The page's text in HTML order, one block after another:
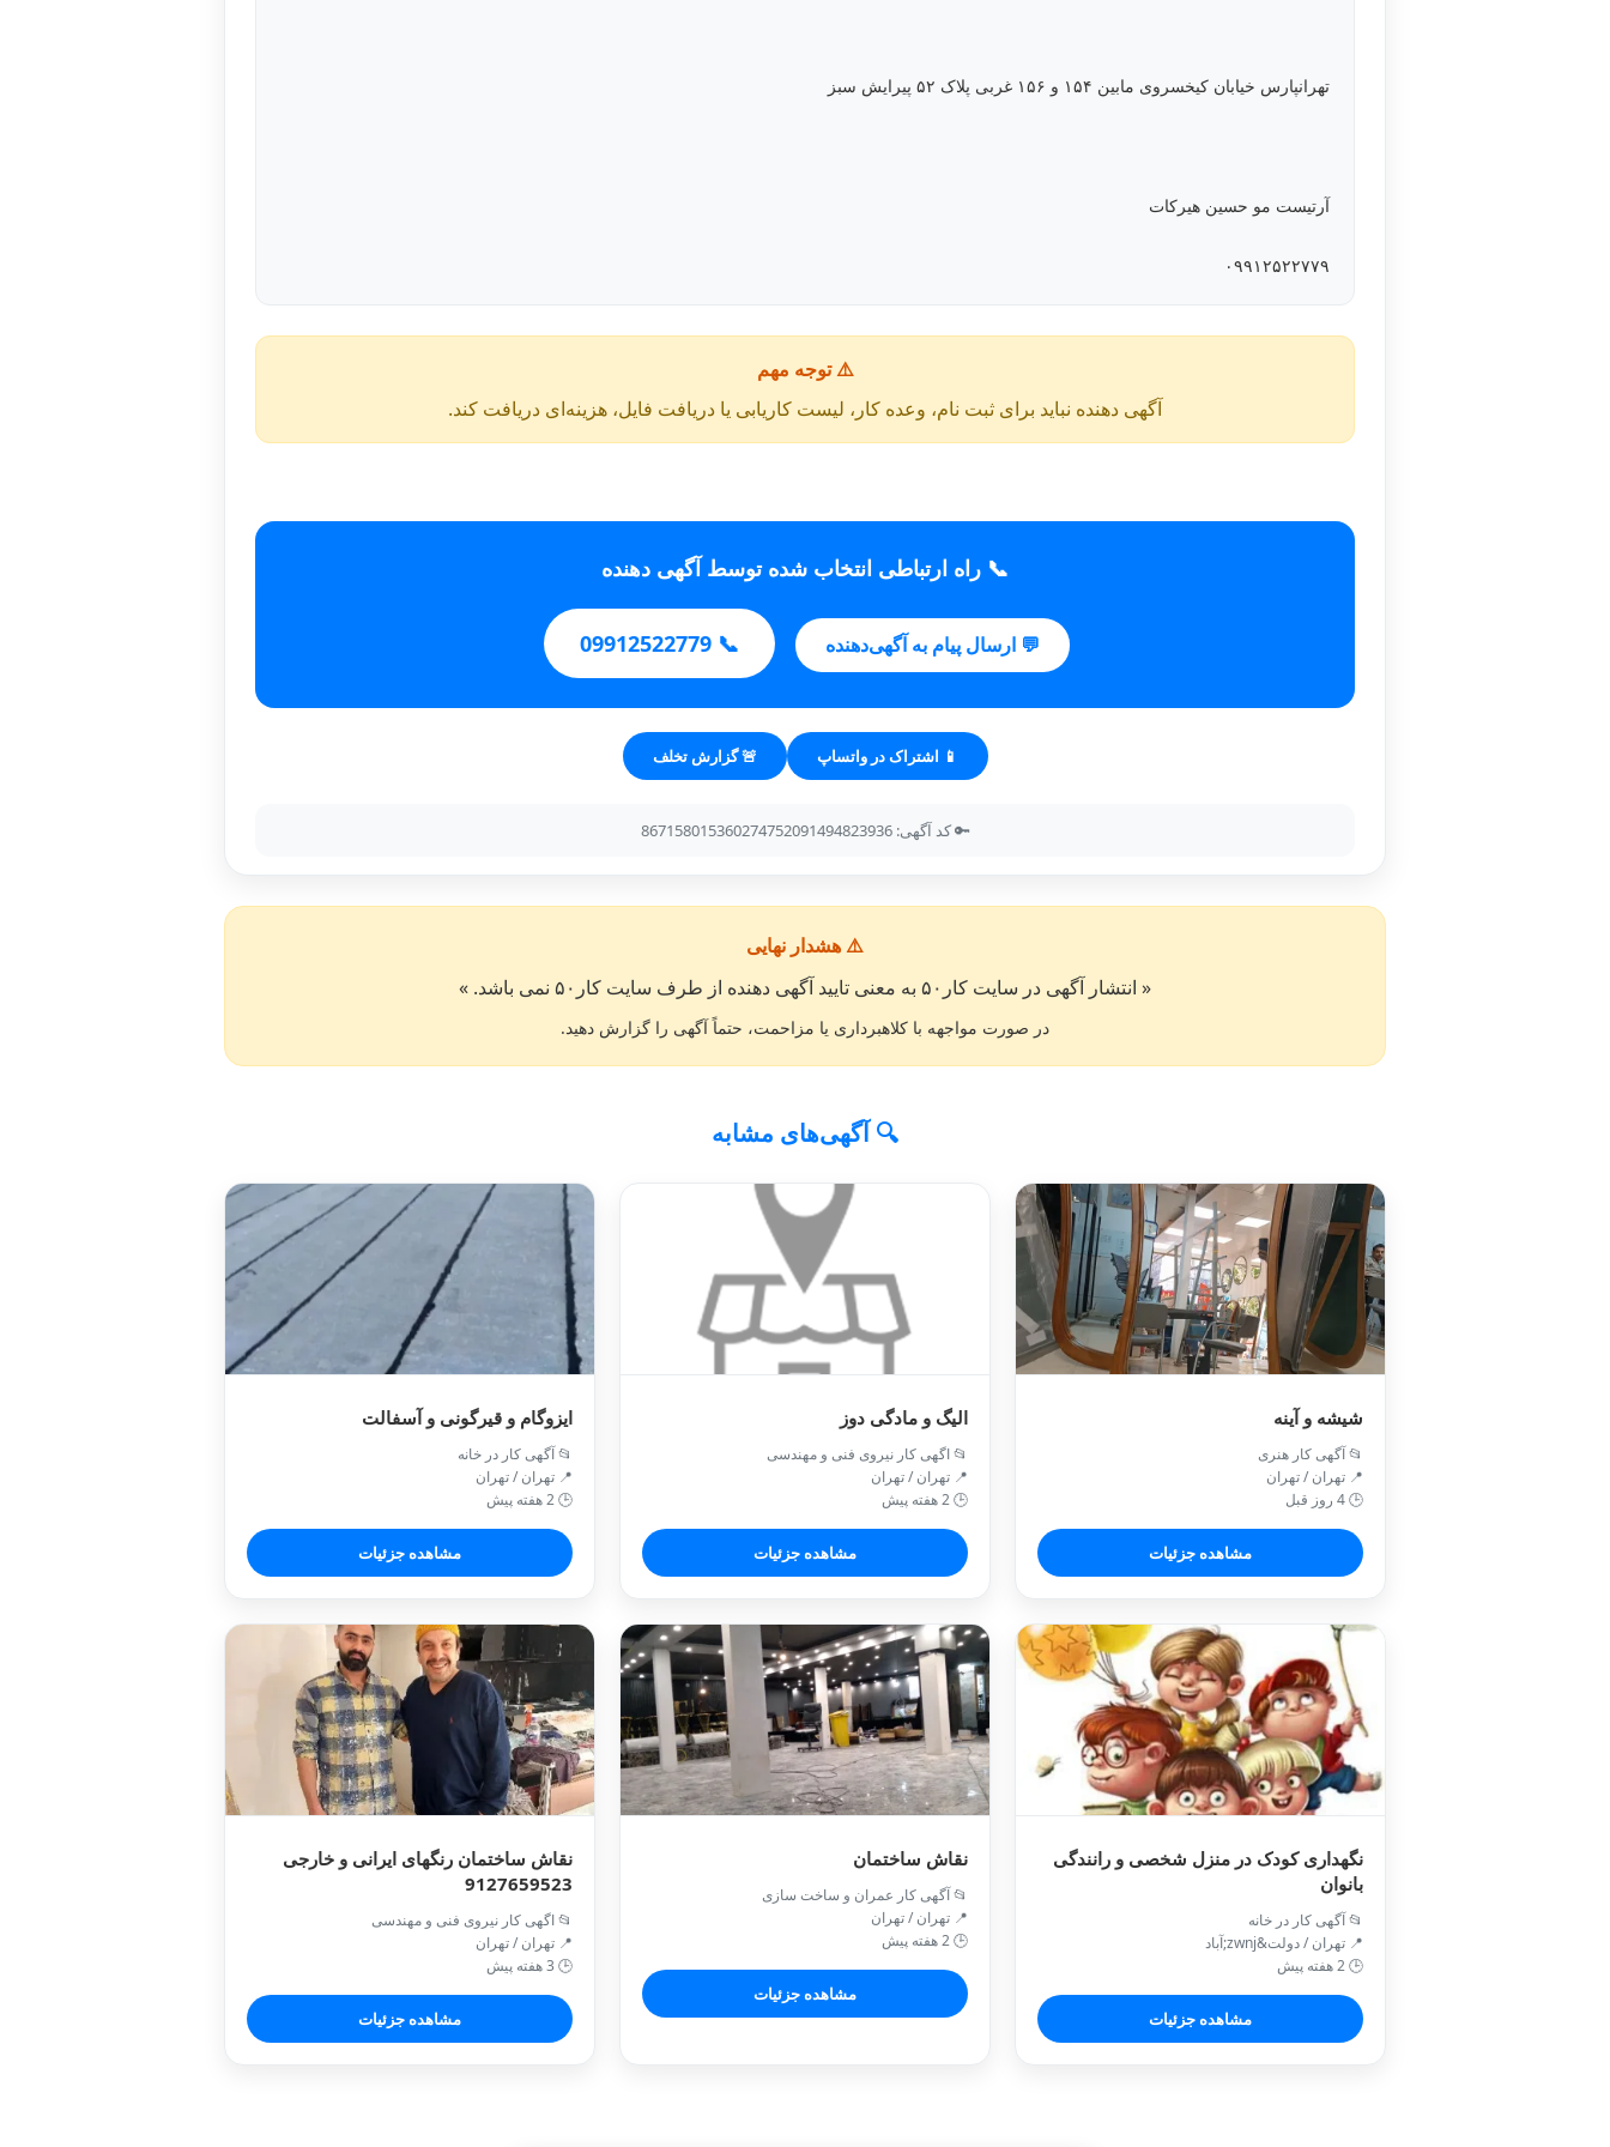
تهرانپارس خیابان کیخسروی مابین ۱۵۴ و ۱۵۶ غربی پلاک ۵۲ پیرایش سبز
آرتیست مو حسین هیرکات
۰۹۹۱۲۵۲۲۷۷۹
⚠️ توجه مهم
آگهی دهنده نباید برای ثبت نام، وعده کار، لیست کاریابی یا دریافت فایل، هزینه‌ای دریافت کند.
📞 راه ارتباطی انتخاب شده توسط آگهی دهنده
💬 ارسال پیام به آگهی‌دهنده 📞 09912522779
📱 اشتراک در واتساپ 🚨 گزارش تخلف
🔑 کد آگهی: 867158015360274752091494823936
⚠️ هشدار نهایی
« انتشار آگهی در سایت کار۵۰ به معنی تایید آگهی دهنده از طرف سایت کار۵۰ نمی باشد. »
در صورت مواجهه با کلاهبرداری یا مزاحمت، حتماً آگهی را گزارش دهید.
🔍 آگهی‌های مشابه
شیشه و آینه
📂 آگهی کار هنری
📍 تهران / تهران
🕒 4 روز قبل
مشاهده جزئیات
الیگ و مادگی دوز
📂 اگهی کار نیروی فنی و مهندسی
📍 تهران / تهران
🕒 2 هفته پیش
مشاهده جزئیات
ایزوگام و قیرگونی و آسفالت
📂 آگهی کار در خانه
📍 تهران / تهران
🕒 2 هفته پیش
مشاهده جزئیات
نگهداری کودک در منزل شخصی و رانندگی
بانوان
📂 آگهی کار در خانه
📍 تهران / دولت&zwnj;آباد
🕒 2 هفته پیش
مشاهده جزئیات
نقاش ساختمان
📂 آگهی کار عمران و ساخت سازی
📍 تهران / تهران
🕒 2 هفته پیش
مشاهده جزئیات
نقاش ساختمان رنگهای ایرانی و خارجی
9127659523
📂 اگهی کار نیروی فنی و مهندسی
📍 تهران / تهران
🕒 3 هفته پیش
مشاهده جزئیات